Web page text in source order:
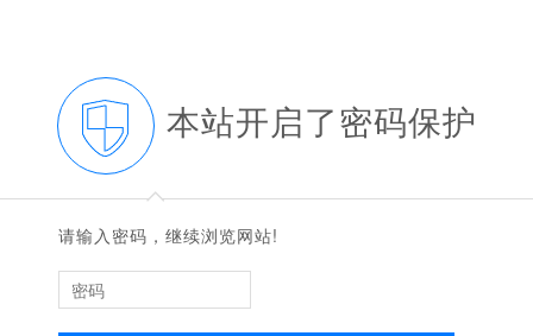
本站开启了密码保护
◆
◆
请输入密码，继续浏览网站!